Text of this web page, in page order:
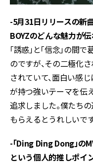
-5月31日リリースの新
BOYZのどんな魅力が
「誘惑」と「信念」の
のですが、その二極化
されていて、面白い感
が持つ強いテーマを伝
追求しました。僕たち
もらえるとうれしいです
-「Ding Ding Dong」の
という個人的推しポイ